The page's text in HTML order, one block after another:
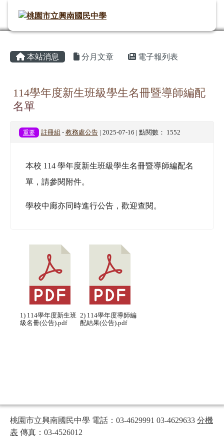
桃園市立興南國民中學
導覽列
主內容區域
本站消息 分月文章 電子報列表
114學年度新生班級學生名冊暨導師編配
名單
重要 註冊組 - 教務處公告| 2025-07-16 | 點閱數： 1552
本校 114 學年度新生班級學生名冊暨導師編配名
單，請參閱附件。
學校中廊亦同時進行公告，歡迎查閱。
1) 114學年度新生班
級名冊(公告).pdf
2) 114學年度導師編
配結果(公告).pdf
桃園市立興南國民中學 電話：03-4629991 03-4629633 分機
表 傳真：03-4526012